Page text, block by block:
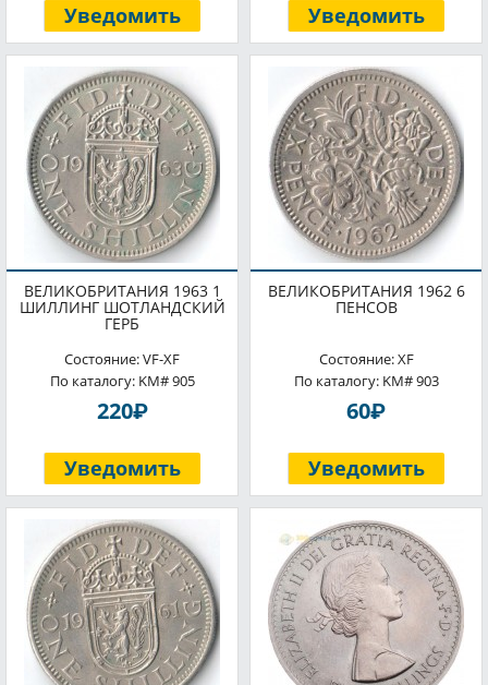
Уведомить Уведомить
ВЕЛИКОБРИТАНИЯ 1963 1
ШИЛЛИНГ ШОТЛАНДСКИЙ
ГЕРБ
Состояние: VF-XF
По каталогу: KM# 905
220P
Уведомить
ВЕЛИКОБРИТАНИЯ 1962 6
ПЕНСОВ
Состояние: XF
По каталогу: KM# 903
60P
Уведомить